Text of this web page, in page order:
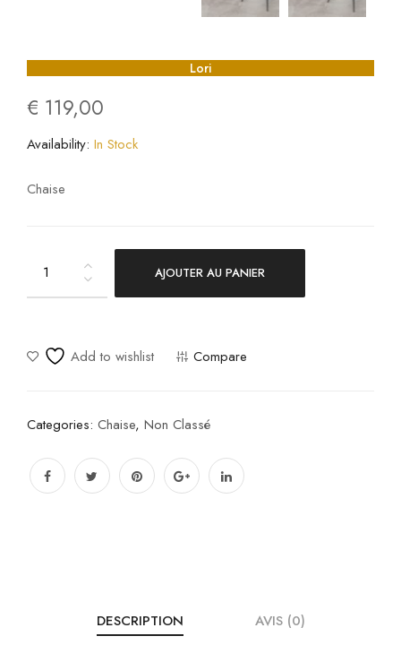
Lori
€ 119,00
Availability: In Stock
Chaise
quantity
AJOUTER AU PANIER
Add to wishlist Compare
Categories: Chaise, Non Classé
DESCRIPTION AVIS (0)